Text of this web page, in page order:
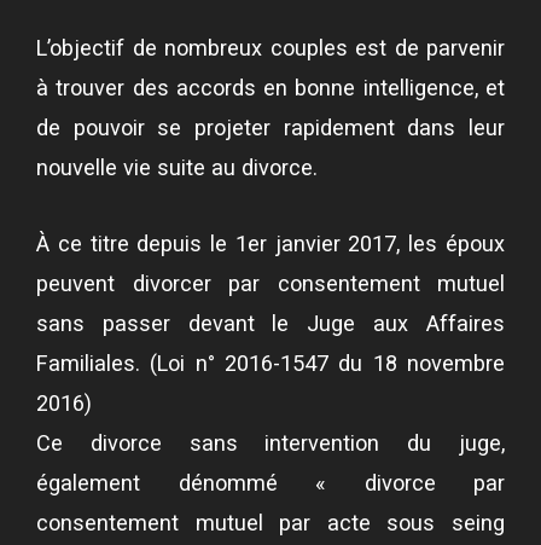
L’objectif de nombreux couples est de parvenir
à trouver des accords en bonne intelligence, et
de pouvoir se projeter rapidement dans leur
nouvelle vie suite au divorce.
À ce titre depuis le 1er janvier 2017, les époux
peuvent divorcer par consentement mutuel
sans passer devant le Juge aux Affaires
Familiales. (Loi n° 2016-1547 du 18 novembre
2016)
Ce divorce sans intervention du juge,
également dénommé « divorce par
consentement mutuel par acte sous seing